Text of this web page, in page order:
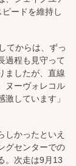
ードを維持し
てからは、ずっ
過程も見守って
ましたが、直線
ヌーヴォレコル
しています」
かったといえ
グセンターでの
。次走は9月13